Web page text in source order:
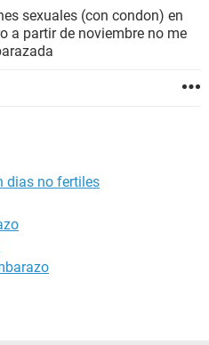
sexuales (con condon) en
a partir de noviembre no me
dias no fertiles